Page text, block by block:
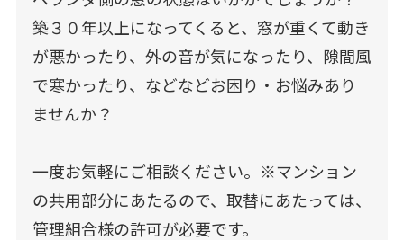
築３０年以上になってくると、窓が重くて動き
が悪かったり、外の音が気になったり、隙間風
で寒かったり、などなどお困り・お悩みあり
ませんか？
一度お気軽にご相談ください。※マンション
の共用部分にあたるので、取替にあたっては、
管理組合様の許可が必要です。